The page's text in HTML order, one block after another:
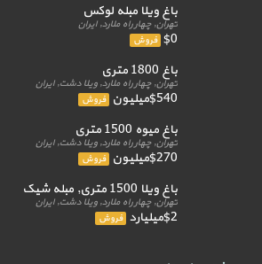
باغ ویلا مبله لوکس
تهران, چهار راه ملارد, ایران
$0 فروش
باغ 1800 متری
تهران, چهار راه ملارد, ویلا دشت, ایران
$540میلیون فروش
باغ میوه 1500 متری
تهران, چهار راه ملارد, ویلا دشت, ایران
$270میلیون فروش
باغ ویلا 1500 متری, مبله شیک
تهران, چهار راه ملارد, ویلا دشت, ایران
$2میلیارد فروش